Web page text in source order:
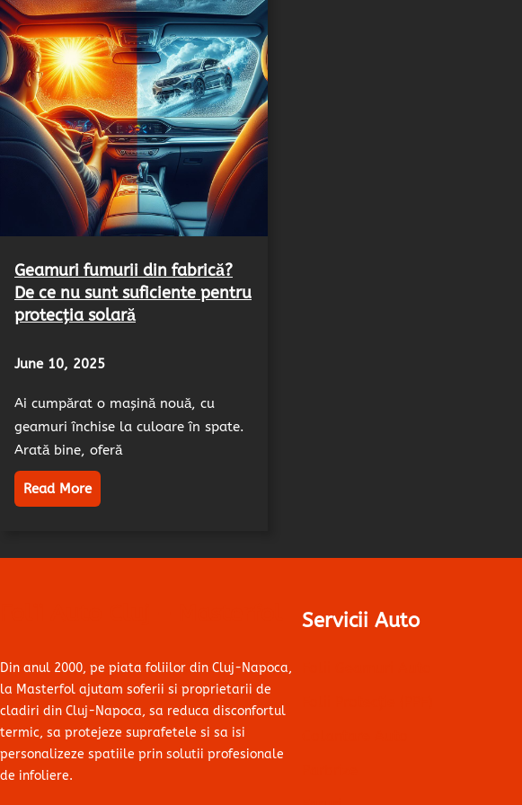
Geamuri fumurii din fabrică?
De ce nu sunt suficiente pentru
protecția solară
June 10, 2025
Ai cumpărat o mașină nouă, cu
geamuri închise la culoare în spate.
Arată bine, oferă
Read More
Din anul 2000, pe piata foliilor din Cluj-Napoca,
la Masterfol ajutam soferii si proprietarii de
cladiri din Cluj-Napoca, sa reduca disconfortul
termic, sa protejeze suprafetele si sa isi
personalizeze spatiile prin solutii profesionale
de infoliere.
Servicii Auto